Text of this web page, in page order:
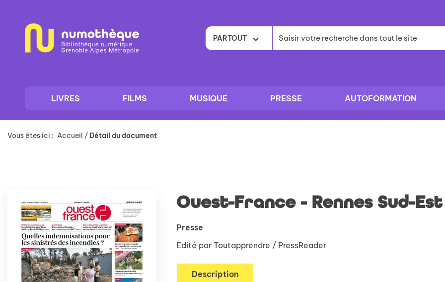
contenu
PARTOUT
LIVRES FILMS MUSIQUE PRESSE AUTOFORMATION
Vous êtes ici : Accueil / Détail du document
Ouest-France - Rennes Sud-Est
Presse
Edité par Toutapprendre / PressReader
Description